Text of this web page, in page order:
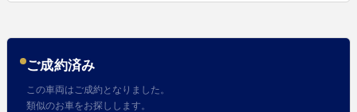
ご成約済み
この車両はご成約となりました。
類似のお車をお探しします。